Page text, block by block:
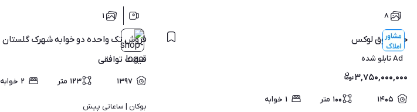
۸
خانه فوق لوکس
Ad تابلو شده
۳,۷۵۰,۰۰۰,۰۰۰
۱۴۰۵ ۱۰۰ متر ۱ خوابه
۱
فروش تک واحده دو خوابه شهرک گلستان
قیمت توافقی
۱۳۹۷ ۱۲۳ متر ۲ خوابه
بوکان | ساعاتی پیش